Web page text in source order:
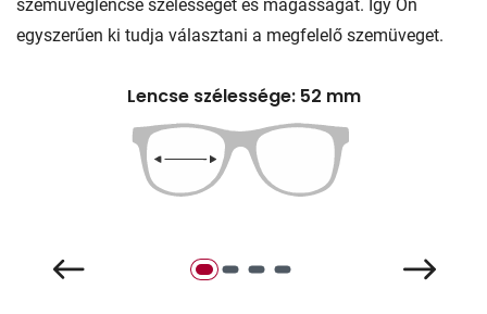
szemüveglencse szélességét és magasságát. Így Ön
egyszerűen ki tudja választani a megfelelő szemüveget.
Lencse szélessége: 52 mm